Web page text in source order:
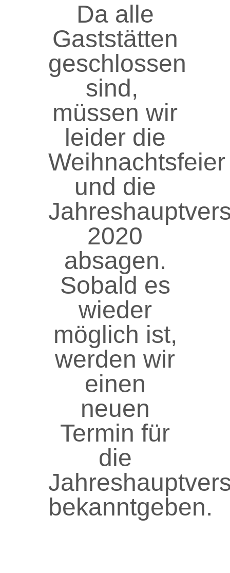
Da alle
Gaststätten
geschlossen
sind,
müssen wir
leider die
Weihnachtsfeier
und die
2020
absagen.
Sobald es
wieder
möglich ist,
werden wir
einen
neuen
Termin für
die
bekanntgeben.